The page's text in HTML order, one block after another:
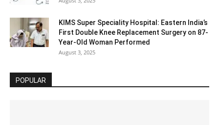
KIMS Super Speciality Hospital: Eastern India’s
First Double Knee Replacement Surgery on 87-
Year-Old Woman Performed
August 3, 2025
POPULAR